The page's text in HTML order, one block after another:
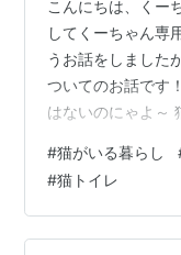
こんにちは、くー
してくーちゃん専
うお話をしました
ついてのお話です
はないのにゃよ～
ャットフードには
レはアイリスオー
ーちゃんのトイレ
#猫がいる暮らし
#猫トイレ